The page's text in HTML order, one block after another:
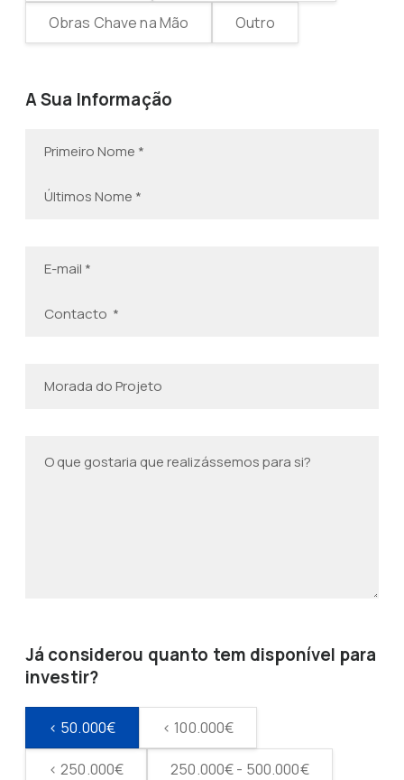
Obras Chave na Mão Outro
A Sua Informação
Já considerou quanto tem disponível para
investir?
< 50.000€ < 100.000€
< 250.000€ 250.000€ - 500.000€